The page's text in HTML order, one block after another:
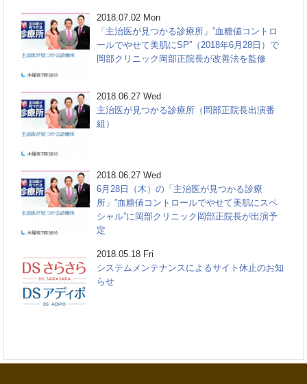
2018.07.02 Mon
「主治医が見つかる診療所」”血糖値コントロ
ールでやせて美肌にSP”（2018年6月28日）で
岡部クリニック岡部正院長が改善法を監修
2018.06.27 Wed
主治医が見つかる診療所（岡部正院長出演番
組）
2018.06.27 Wed
6月28日（木）の「主治医が見つかる診療
所」”血糖値コントロールでやせて美肌にスペ
シャル”に岡部クリニック岡部正院長が出演予
定
2018.05.18 Fri
システムメンテナンスによるサイト休止のお知
らせ